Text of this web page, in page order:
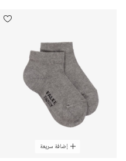
إضافة سريعة